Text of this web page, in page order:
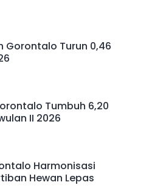
Gorontalo Turun 0,46
Tumbuh 6,20
II 2026
Harmonisasi
Hewan Lepas